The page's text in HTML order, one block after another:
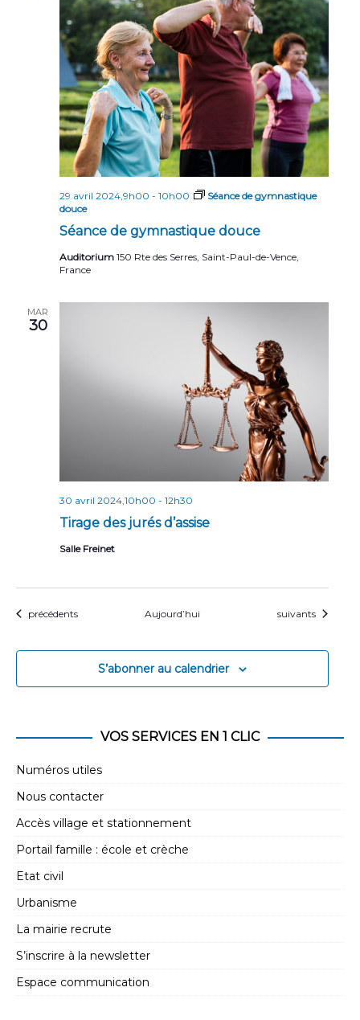
Séance de gymnastique douce
29 avril 2024,9h00 - 10h00
Séance de gymnastique
douce
Auditorium 150 Rte des Serres, Saint-Paul-de-Vence,
France
MAR
30
Tirage des jurés d’assise
30 avril 2024,10h00 - 12h30
Salle Freinet
Évènements
précédents Aujourd’hui Évènements
suivants
S’abonner au calendrier
VOS SERVICES EN 1 CLIC
Numéros utiles
Nous contacter
Accès village et stationnement
Portail famille : école et crèche
Etat civil
Urbanisme
La mairie recrute
S’inscrire à la newsletter
Espace communication